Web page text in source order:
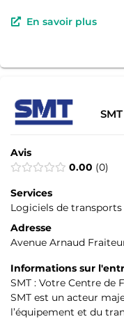
En savoir plus
SMT
Avis
0.00 0
Services
Logiciels de
Adresse
Avenue Arnaud
Informations sur
SMT : Votre Centre de
SMT est un acteur
l’équipement et du